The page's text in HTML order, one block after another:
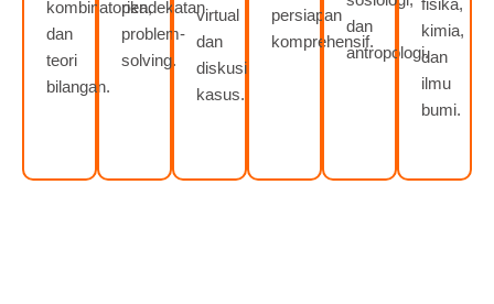
kombinatorika,
dan
teori
bilangan.
pendekatan
problem-
solving.
virtual
dan
diskusi
kasus.
persiapan
komprehensif.
dan
antropologi.
fisika,
kimia,
dan
ilmu
bumi.